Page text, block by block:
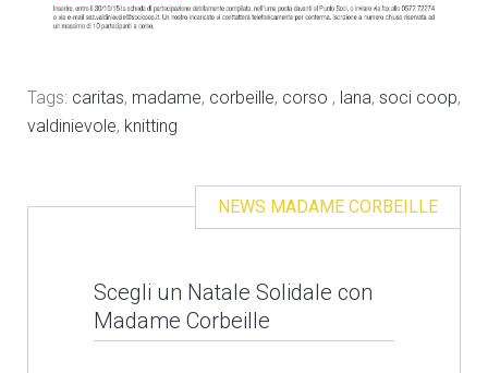
Tags: caritas, madame, corbeille, corso , lana, soci coop,
valdinievole, knitting
NEWS MADAME CORBEILLE
Scegli un Natale Solidale con
Madame Corbeille